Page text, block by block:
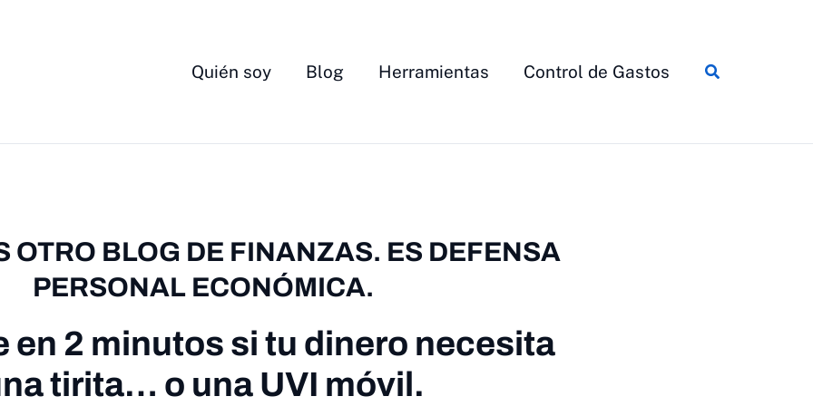
Quién soy Blog Herramientas Control de Gastos Buscar
OTRO BLOG DE FINANZAS. ES DEFENSA
PERSONAL ECONÓMICA.
en 2 minutos si tu dinero necesita
tirita… o una UVI móvil.